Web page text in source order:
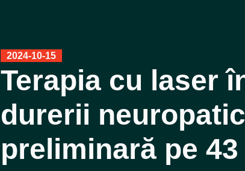
2024-10-15
Terapia cu laser
durerii
preliminară pe